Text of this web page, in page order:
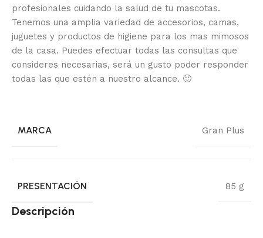
profesionales cuidando la salud de tu mascotas.
Tenemos una amplia variedad de accesorios, camas,
juguetes y productos de higiene para los mas mimosos
de la casa. Puedes efectuar todas las consultas que
consideres necesarias, será un gusto poder responder
todas las que estén a nuestro alcance. 🙂
MARCA Gran Plus
PRESENTACIÓN 85 g
Descripción